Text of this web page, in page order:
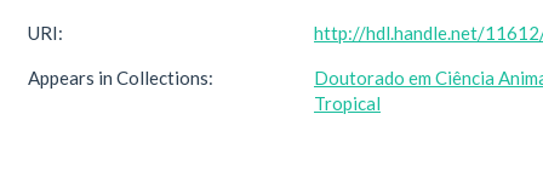
URI: http://hdl.handle.net/
Appears in Collections:
Doutorado em Ciência
Tropical